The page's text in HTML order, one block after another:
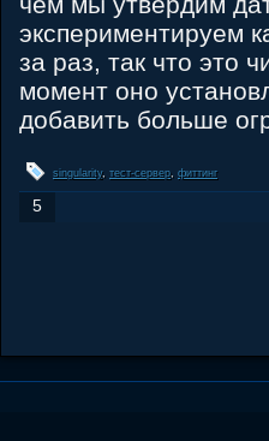
экспериментируем
за раз, так что это
момент оно
добавить больше
singularity, тест-сервер, фиттинг
5